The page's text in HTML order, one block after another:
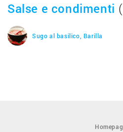
Salse e condimenti
Sugo al basilico, Barilla